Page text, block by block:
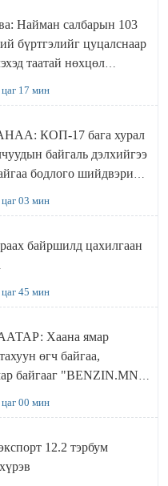
Найман салбарын 103
бүртгэлийг цуцалснаар
таатай нөхцөл
17 мин
КОП-17 бага хурал
байгаль дэлхийгээ
бодлого шийдвэрийг
03 мин
байршилд цахилгаан
45 мин
Хаана ямар
өгч байгаа,
байгааг "BENZIN.MN”
00 мин
12.2 тэрбум